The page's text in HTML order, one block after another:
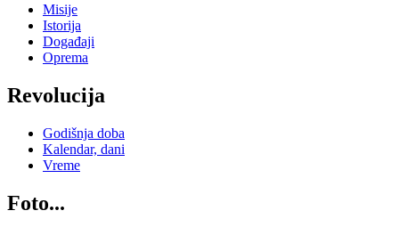
Misije
Istorija
Događaji
Oprema
Revolucija
Godišnja doba
Kalendar, dani
Vreme
Foto...